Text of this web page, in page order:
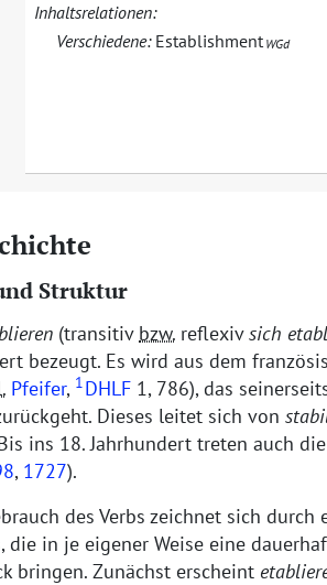
Inhaltsrelationen:
Verschiedene: Establishment WGd
Struktur
(transitiv bzw. reflexivsich
bezeugt. Es wird aus dem
Pfeifer, 1DHLF 1, 786), das
Dieses leitet sich von
ins 18. Jahrhundert treten auch
, 1727).
des Verbs zeichnet sich
die in je eigener Weise eine
bringen. Zunächst erscheint